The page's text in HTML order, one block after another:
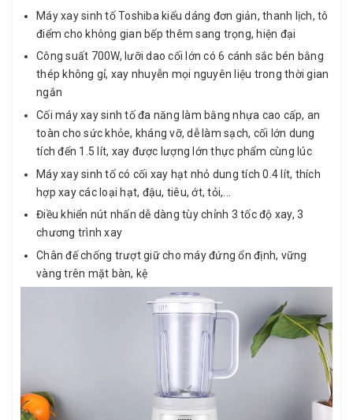
Máy xay sinh tố Toshiba kiểu dáng đơn giản, thanh lịch, tô
điểm cho không gian bếp thêm sang trọng, hiện đại
Công suất 700W, lưỡi dao cối lớn có 6 cánh sắc bén bằng
thép không gỉ, xay nhuyễn mọi nguyên liệu trong thời gian
ngắn
Cối máy xay sinh tố đa năng làm bằng nhựa cao cấp, an
toàn cho sức khỏe, kháng vỡ, dễ làm sạch, cối lớn dung
tích đến 1.5 lít, xay được lượng lớn thực phẩm cùng lúc
Máy xay sinh tố có cối xay hạt nhỏ dung tích 0.4 lít, thích
hợp xay các loại hạt, đậu, tiêu, ớt, tỏi,...
Điều khiển nút nhấn dễ dàng tùy chỉnh 3 tốc độ xay, 3
chương trình xay
Chân đế chống trượt giữ cho máy đứng ổn định, vững
vàng trên mặt bàn, kệ